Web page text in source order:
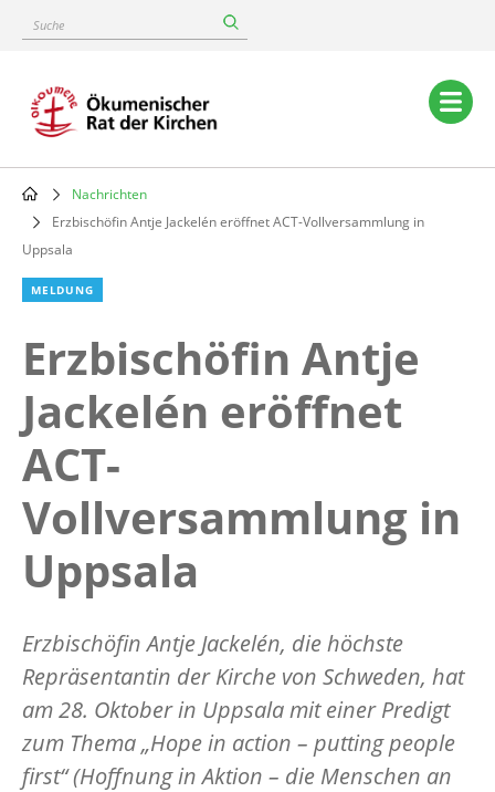
content
Suche
Main
navigation
Breadcrumb
Nachrichten
Erzbischöfin Antje Jackelén eröffnet ACT-Vollversammlung in
Uppsala
MELDUNG
Erzbischöfin Antje
Jackelén eröffnet
ACT-
Vollversammlung in
Uppsala
Erzbischöfin Antje Jackelén, die höchste
Repräsentantin der Kirche von Schweden, hat
am 28. Oktober in Uppsala mit einer Predigt
zum Thema „Hope in action – putting people
first“ (Hoffnung in Aktion – die Menschen an